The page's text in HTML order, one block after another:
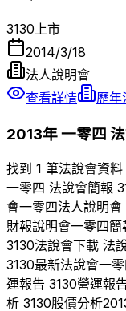
3130上市
2014/3/18
法人說明會
查看詳情
歷年
2013年一零四
找到 1 筆法說會資料
一零四 法說會簡報
會一零四法人說明會
財報說明會一零四簡
3130法說會下載 法
3130最新法說會一
運報告 3130營運報
析 3130股價分析